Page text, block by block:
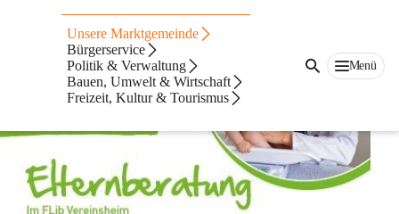
Unsere Marktgemeinde
Bürgerservice
Politik & Verwaltung
Bauen, Umwelt & Wirtschaft
Freizeit, Kultur & Tourismus
Menü
Elternberatungsstelle